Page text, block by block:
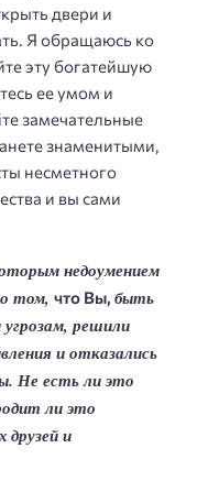
двери и
Я обращаюсь ко
эту богатейшую
ее умом и
замечательные
знаменитыми,
несметного
и вы сами
недоумением
том, что Вы, быть
решили
и отказались
Не естьли это
ли это
друзей и